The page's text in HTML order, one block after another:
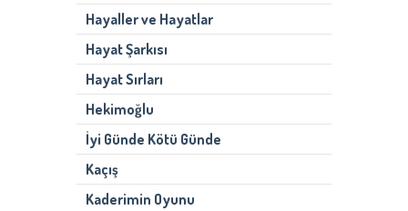
Hayaller ve Hayatlar
Hayat Şarkısı
Hayat Sırları
Hekimoğlu
İyi Günde Kötü Günde
Kaçış
Kaderimin Oyunu